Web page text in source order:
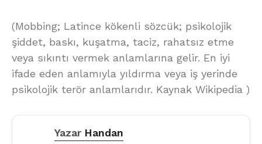
(Mobbing; Latince kökenli sözcük; psikolojik
şiddet, baskı, kuşatma, taciz, rahatsız etme
veya sıkıntı vermek anlamlarına gelir. En iyi
ifade eden anlamıyla yıldırma veya iş yerinde
psikolojik terör anlamlarıdır. Kaynak Wikipedia )
Yazar Handan